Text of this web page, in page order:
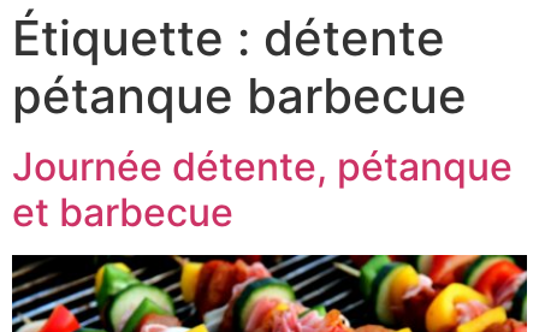
Étiquette : détente
pétanque barbecue
Journée détente, pétanque
et barbecue